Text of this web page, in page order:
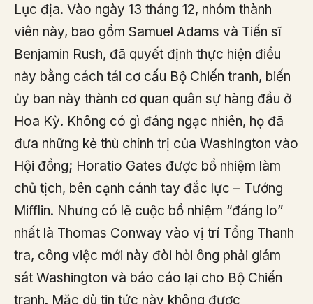
Lục địa. Vào ngày 13 tháng 12, nhóm thành
viên này, bao gồm Samuel Adams và Tiến sĩ
Benjamin Rush, đã quyết định thực hiện điều
này bằng cách tái cơ cấu Bộ Chiến tranh, biến
ủy ban này thành cơ quan quân sự hàng đầu ở
Hoa Kỳ. Không có gì đáng ngạc nhiên, họ đã
đưa những kẻ thù chính trị của Washington vào
Hội đồng; Horatio Gates được bổ nhiệm làm
chủ tịch, bên cạnh cánh tay đắc lực – Tướng
Mifflin. Nhưng có lẽ cuộc bổ nhiệm “đáng lo”
nhất là Thomas Conway vào vị trí Tổng Thanh
tra, công việc mới này đòi hỏi ông phải giám
sát Washington và báo cáo lại cho Bộ Chiến
tranh. Mặc dù tin tức này không được